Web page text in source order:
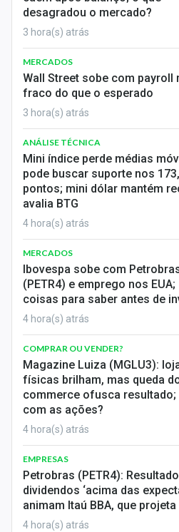
desagradou o mercado?
3 hora(s) atrás
MERCADOS
Wall Street sobe com payroll
fraco do que o esperado
3 hora(s) atrás
ANÁLISE TÉCNICA
Mini índice perde médias
pode buscar suporte nos
pontos; mini dólar mantém
avalia BTG
4 hora(s) atrás
MERCADOS
Ibovespa sobe com
(PETR4) e emprego nos EUA;
coisas para saber antes de
4 hora(s) atrás
COMPRAR OU VENDER?
Magazine Luiza (MGLU3):
físicas brilham, mas queda
commerce ofusca
com as ações?
4 hora(s) atrás
EMPRESAS
Petrobras (PETR4):
dividendos ‘acima das
animam Itaú BBA, que
4 hora(s) atrás